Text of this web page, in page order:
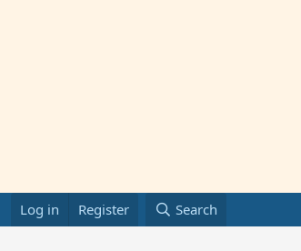
Log in Register Search